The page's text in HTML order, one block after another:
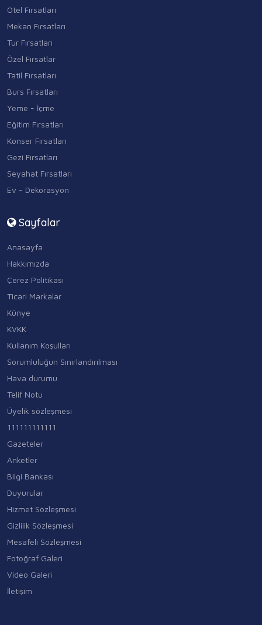
Otel Fırsatları
Mekan Fırsatları
Tur Fırsatları
Özel Fırsatlar
Tatil Fırsatları
Burs Fırsatları
Yeme - İçme
Eğitim Fırsatları
Konser Fırsatları
Gezi Fırsatları
Seyahat Fırsatları
Ev - Dekorasyon
Sayfalar
Anasayfa
Hakkımızda
Çerez Politikası
Ticari Markalar
Künye
KVKK
Kullanım Koşulları
Sorumluluğun Sınırlandırılması
Hava durumu
Telif Notu
Üyelik sözleşmesi
111111111111
Gazeteler
Anketler
Bilgi Bankası
Duyurular
Hizmet Sözleşmesi
Gizlilik Sözleşmesi
Mesafeli Sözleşmesi
Fotoğraf Galeri
Video Galeri
İletişim